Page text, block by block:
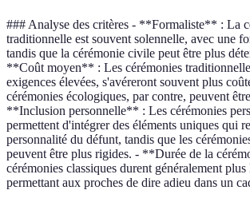
### Analyse des critères - **Formaliste** : La
traditionnelle est souvent solennelle, avec une
tandis que la cérémonie civile peut être plus
**Coût moyen** : Les cérémonies
exigences élevées, s'avéreront souvent plus
cérémonies écologiques, par contre, peuvent
**Inclusion personnelle** : Les cérémonies
permettent d'intégrer des éléments uniques qui
personnalité du défunt, tandis que les
peuvent être plus rigides. - **Durée de la
cérémonies classiques durent généralement plus
permettant aux proches de dire adieu dans un